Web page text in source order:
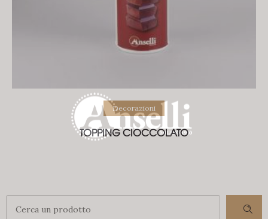
Decorazioni
TOPPING CIOCCOLATO